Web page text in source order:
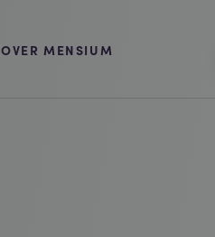
OVER MENSIUM